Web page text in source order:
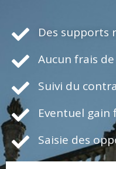
Des supports
Aucun frais
Suivi du
Eventuel gain
Saisie des